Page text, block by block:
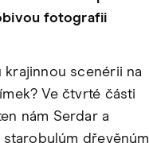
fotografii
scenérii na
Ve čtvrté části
nám Serdar a
dřevěným